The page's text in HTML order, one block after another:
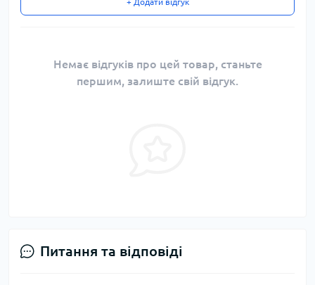
Немає відгуків про цей товар, станьте
першим, залиште свій відгук.
Питання та відповіді